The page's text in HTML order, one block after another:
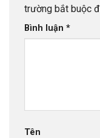
trường bắt buộc
Bình luận *
Tên